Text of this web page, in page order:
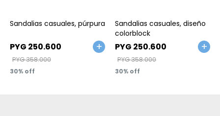
Sandalias casuales, púrpura
PYG 250.600
PYG358.000
30
Sandalias casuales, diseño
colorblock
PYG 250.600
PYG358.000
30